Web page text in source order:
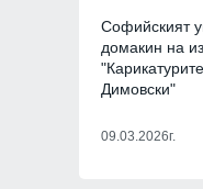
Софийският
домакин на
Димовски"
09.03.2026г.